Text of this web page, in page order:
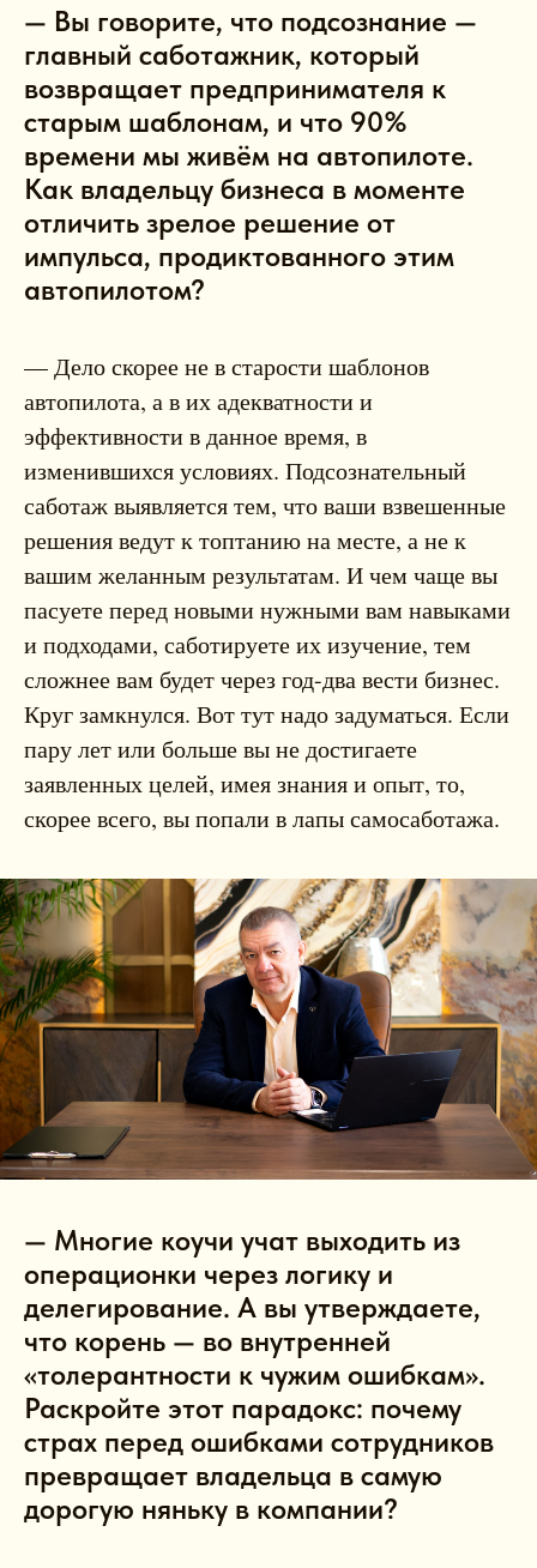
— Вы говорите, что подсознание —
главный саботажник, который
возвращает предпринимателя к
старым шаблонам, и что 90%
времени мы живём на автопилоте.
Как владельцу бизнеса в моменте
отличить зрелое решение от
импульса, продиктованного этим
автопилотом?
— Дело скорее не в старости шаблонов
автопилота, а в их адекватности и
эффективности в данное время, в
изменившихся условиях. Подсознательный
саботаж выявляется тем, что ваши взвешенные
решения ведут к топтанию на месте, а не к
вашим желанным результатам. И чем чаще вы
пасуете перед новыми нужными вам навыками
и подходами, саботируете их изучение, тем
сложнее вам будет через год-два вести бизнес.
Круг замкнулся. Вот тут надо задуматься. Если
пару лет или больше вы не достигаете
заявленных целей, имея знания и опыт, то,
скорее всего, вы попали в лапы самосаботажа.
— Многие коучи учат выходить из
операционки через логику и
делегирование. А вы утверждаете,
что корень — во внутренней
«толерантности к чужим ошибкам».
Раскройте этот парадокс: почему
страх перед ошибками сотрудников
превращает владельца в самую
дорогую няньку в компании?